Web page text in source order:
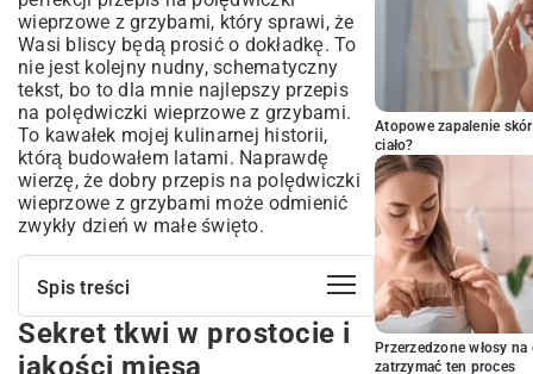
wieprzowe z grzybami, który sprawi, że
Wasi bliscy będą prosić o dokładkę. To
nie jest kolejny nudny, schematyczny
tekst, bo to dla mnie najlepszy przepis
na polędwiczki wieprzowe z grzybami.
To kawałek mojej kulinarnej historii,
którą budowałem latami. Naprawdę
wierzę, że dobry przepis na polędwiczki
wieprzowe z grzybami może odmienić
zwykły dzień w małe święto.
Spis treści
Sekret tkwi w prostocie i jakości mięsa
Grzyby – dusza tego dania
Sekret tkwi w prostocie i
jakości mięsa
Atopowe zapalenie
ciało?
Przerzedzone włosy
zatrzymać ten proces